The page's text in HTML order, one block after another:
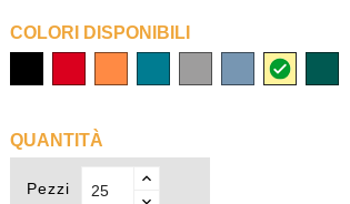
COLORI DISPONIBILI
acqua
oceano
beige
foresta
QUANTITÀ
Pezzi